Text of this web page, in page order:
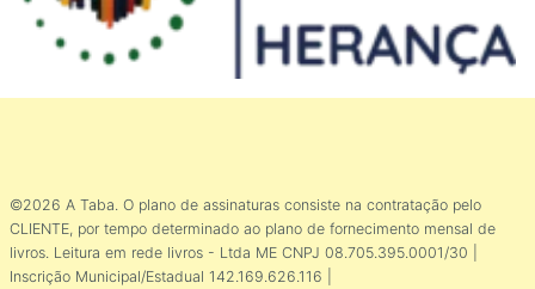
©2026 A Taba. O plano de assinaturas consiste na contratação pelo
CLIENTE, por tempo determinado ao plano de fornecimento mensal de
livros. Leitura em rede livros - Ltda ME CNPJ 08.705.395.0001/30 |
Inscrição Municipal/Estadual 142.169.626.116 |